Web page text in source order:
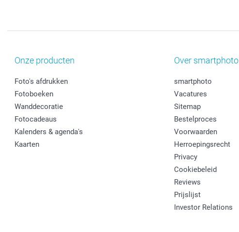
Onze producten
Foto's afdrukken
Fotoboeken
Wanddecoratie
Fotocadeaus
Kalenders & agenda's
Kaarten
Over smartphoto
smartphoto
Vacatures
Sitemap
Bestelproces
Voorwaarden
Herroepingsrecht
Privacy
Cookiebeleid
Reviews
Prijslijst
Investor Relations